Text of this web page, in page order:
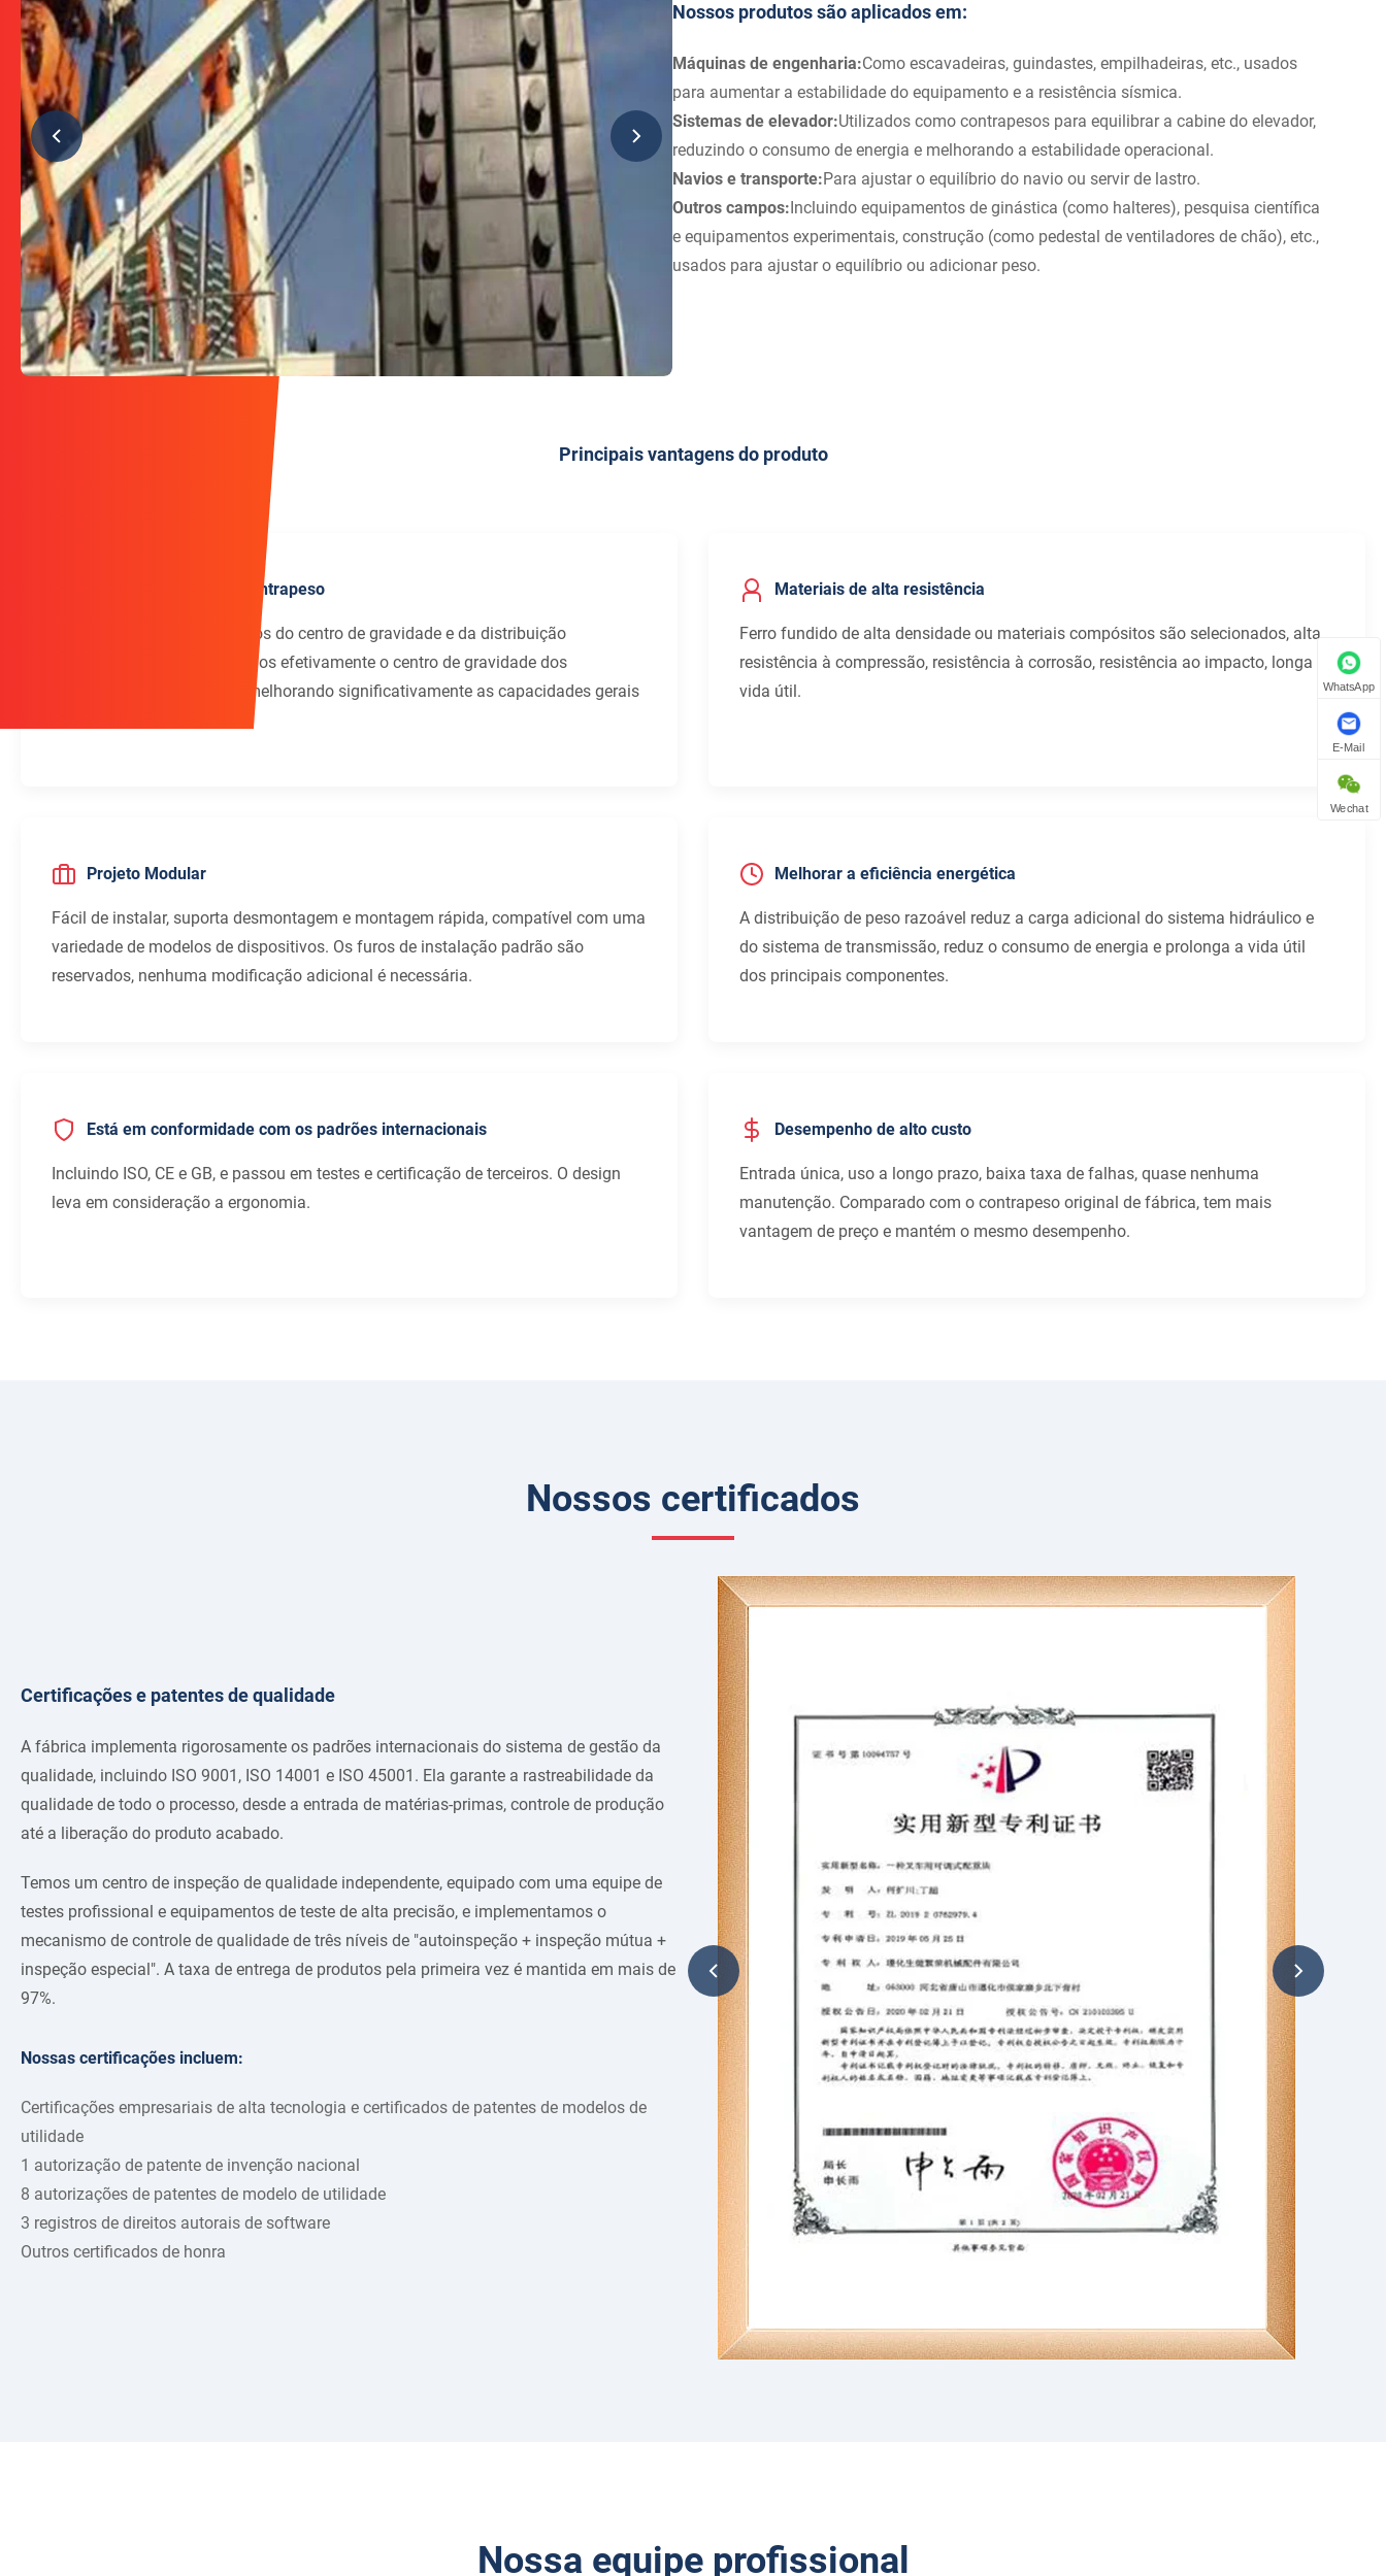
Nossos produtos são aplicados em:
Máquinas de engenharia:Como escavadeiras, guindastes, empilhadeiras, etc., usados ​​
para aumentar a estabilidade do equipamento e a resistência sísmica.
Sistemas de elevador:Utilizados como contrapesos para equilibrar a cabine do elevador,
reduzindo o consumo de energia e melhorando a estabilidade operacional.
Navios e transporte:Para ajustar o equilíbrio do navio ou servir de lastro.
Outros campos: Incluindo equipamentos de ginástica (como halteres), pesquisa científica
e equipamentos experimentais, construção (como pedestal de ventiladores de chão), etc.,
usados ​​para ajustar o equilíbrio ou adicionar peso.
Principais vantagens do produto
Design otimizado de contrapeso
Através de cálculos científicos do centro de gravidade e da distribuição
estratégica de peso, reduzimos efetivamente o centro de gravidade dos
equipamentos mecânicos, melhorando significativamente as capacidades gerais
Materiais de alta resistência
Ferro fundido de alta densidade ou materiais compósitos são selecionados, alta
resistência à compressão, resistência à corrosão, resistência ao impacto, longa
vida útil.
Projeto Modular
Fácil de instalar, suporta desmontagem e montagem rápida, compatível com uma
variedade de modelos de dispositivos. Os furos de instalação padrão são
reservados, nenhuma modificação adicional é necessária.
Melhorar a eficiência energética
A distribuição de peso razoável reduz a carga adicional do sistema hidráulico e
do sistema de transmissão, reduz o consumo de energia e prolonga a vida útil
dos principais componentes.
Está em conformidade com os padrões internacionais
Incluindo ISO, CE e GB, e passou em testes e certificação de terceiros. O design
leva em consideração a ergonomia.
Desempenho de alto custo
Entrada única, uso a longo prazo, baixa taxa de falhas, quase nenhuma
manutenção. Comparado com o contrapeso original de fábrica, tem mais
vantagem de preço e mantém o mesmo desempenho.
Nossos certificados
Certificações e patentes de qualidade
A fábrica implementa rigorosamente os padrões internacionais do sistema de gestão da
qualidade, incluindo ISO 9001, ISO 14001 e ISO 45001. Ela garante a rastreabilidade da
qualidade de todo o processo, desde a entrada de matérias-primas, controle de produção
até a liberação do produto acabado.
Temos um centro de inspeção de qualidade independente, equipado com uma equipe de
testes profissional e equipamentos de teste de alta precisão, e implementamos o
mecanismo de controle de qualidade de três níveis de "autoinspeção + inspeção mútua +
inspeção especial". A taxa de entrega de produtos pela primeira vez é mantida em mais de
97%.
Nossas certificações incluem:
Certificações empresariais de alta tecnologia e certificados de patentes de modelos de
utilidade
1 autorização de patente de invenção nacional
8 autorizações de patentes de modelo de utilidade
3 registros de direitos autorais de software
Outros certificados de honra
Nossa equipe profissional
WhatsApp
E-Mail
Wechat